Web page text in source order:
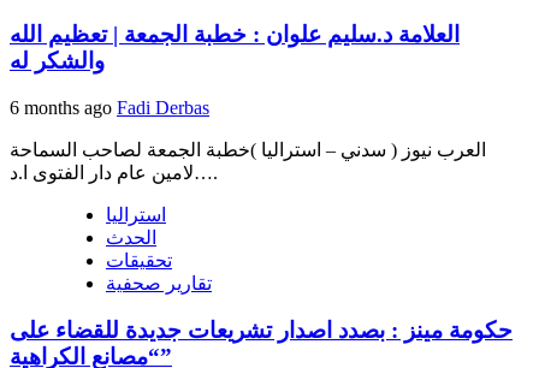
العلامة د.سليم علوان : خطبة الجمعة | تعظيم الله
والشكر له
6 months ago Fadi Derbas
العرب نيوز ( سدني – استراليا )خطبة الجمعة لصاحب السماحة
لامين عام دار الفتوى ا.د….
استراليا
الحدث
تحقيقات
تقارير صحفية
حكومة مينز : بصدد اصدار تشريعات جديدة للقضاء على
“مصانع الكراهية”